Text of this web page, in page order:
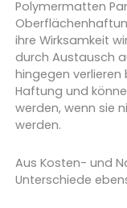
Polymermatten
ihre Wirksamkeit
durch Austausch
hingegen verlieren
Haftung und
werden, wenn sie
werden.
Aus Kosten- und
Unterschiede